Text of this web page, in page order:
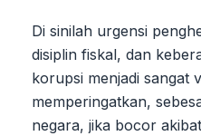
Di sinilah urgensi
disiplin fiskal, dan
korupsi menjadi sangat
memperingatkan,
negara, jika bocor